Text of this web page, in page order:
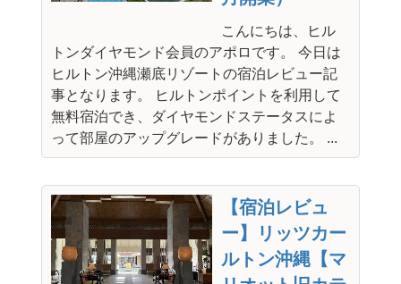
こんにちは、ヒル
トンダイヤモンド会員のアポロです。 今日は
ヒルトン沖縄瀬底リゾートの宿泊レビュー記
事となります。 ヒルトンポイントを利用して
無料宿泊でき、ダイヤモンドステータスによ
って部屋のアップグレードがありました。 ...
【宿泊レビュ
ー】リッツカー
ルトン沖縄【マ